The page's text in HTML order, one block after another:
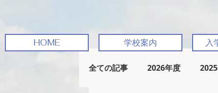
HOME 学校案内 入
全ての記事 2026年度